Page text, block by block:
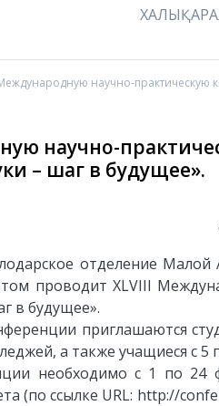
Международную научно-
научно-
– шаг в будущее».
отделение
проводит XLVIII
в будущее».
приглашаются
а также учащиеся c
необходимо с 1 по 24
(по ссылке URL: http://